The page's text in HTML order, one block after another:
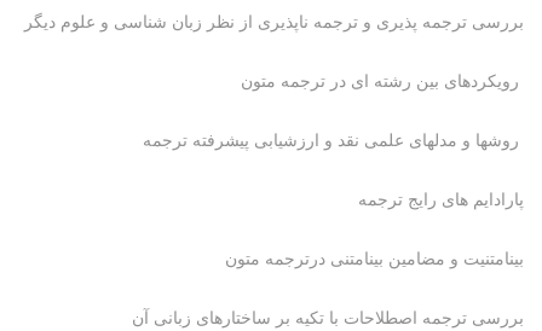
بررسی ترجمه پذیری و ترجمه ناپذیری از نظر زبان شناسی و علوم دیگر
رویکردهای بین رشته ای در ترجمه متون
روشها و مدلهای علمی نقد و ارزشیابی پیشرفته ترجمه
پارادایم های رایج ترجمه
بینامتنیت و مضامین بینامتنی درترجمه متون
بررسی ترجمه اصطلاحات با تکیه بر ساختارهای زبانی آن